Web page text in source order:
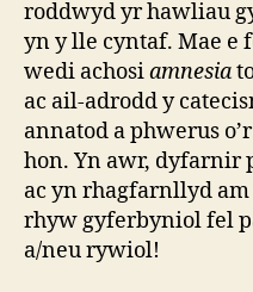
roddwyd yr hawliau
yn y lle cyntaf. Mae e
wedi achosiamnesia
ac ail-adrodd y
annatod a phwerus
hon. Yn awr, dyfarnir
ac yn rhagfarnllyd
rhyw gyferbyniol fel
a/neu rywiol!